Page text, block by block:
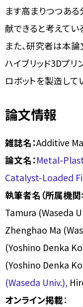
ます高まりつつあ
献できると考えてい
また、研究者は本論
ハイブリッド3Dプリ
ロボットを製造して
論文情報
雑誌名：Additive
論文名：Metal-
Catalyst-Loaded
執筆者名（所属機関
Tamura (Waseda
Zhenghao Ma
(Yoshino Denka
(Yoshino Denka
(Waseda Univ.),
オンライン掲載：